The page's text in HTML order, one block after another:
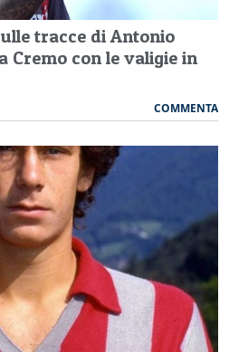
tracce di Antonio
Cremo con le valigie in
COMMENTA